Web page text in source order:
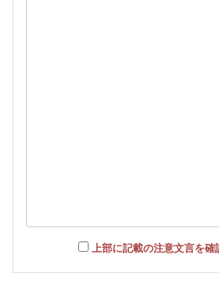
上部に記載の注意文言を確